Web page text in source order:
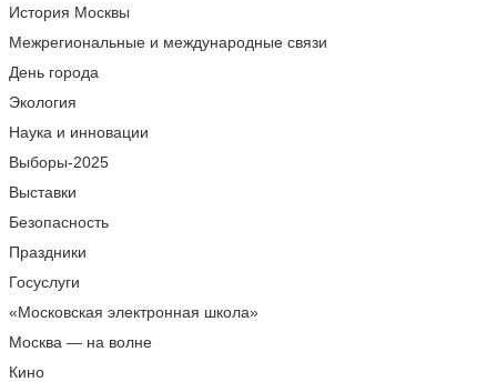
История Москвы
Межрегиональные и международные связи
День города
Экология
Наука и инновации
Выборы-2025
Выставки
Безопасность
Праздники
Госуслуги
«Московская электронная школа»
Москва — на волне
Кино